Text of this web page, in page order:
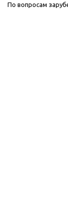
По вопросам